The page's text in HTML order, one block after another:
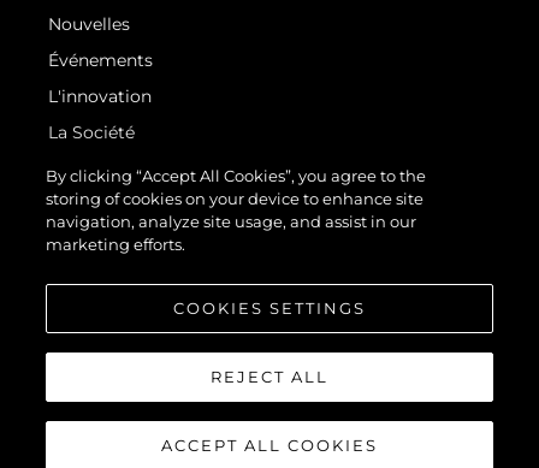
Nouvelles
Événements
L'innovation
La Société
Notre Équipe
Style De Vie
Notre Héritage
© 2026 Sunseeker London Group.Tous les droits sont réservés.
By clicking “Accept All Cookies”, you agree to the
storing of cookies on your device to enhance site
navigation, analyze site usage, and assist in our
marketing efforts.
COOKIES SETTINGS
REJECT ALL
ACCEPT ALL COOKIES